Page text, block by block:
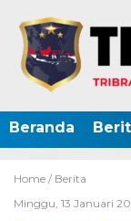
Beranda
Home / Berita
Minggu, 13 Januari